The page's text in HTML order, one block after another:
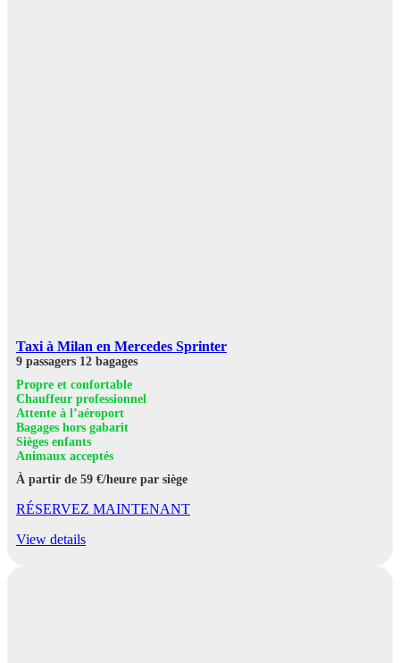
Taxi à Milan en Mercedes Sprinter
9 passagers 12 bagages
Propre et confortable
Chauffeur professionnel
Attente à l’aéroport
Bagages hors gabarit
Sièges enfants
Animaux acceptés
À partir de 59 €/heure par siège
RÉSERVEZ MAINTENANT
View details